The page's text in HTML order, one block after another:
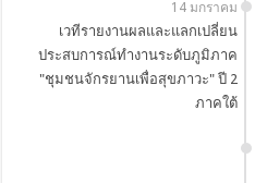
14 มกราคม
เวทีรายงานผลและแลกเปลี่ยน
ประสบการณ์ทำงานระดับภูมิภาค
"ชุมชนจักรยานเพื่อสุขภาวะ" ปี 2
ภาคใต้